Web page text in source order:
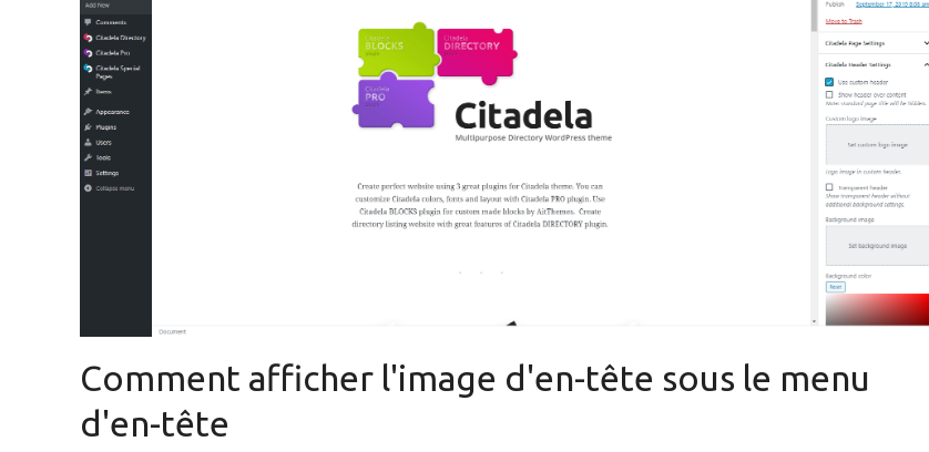
Comment afficher l'image d'en-tête sous le menu
d'en-tête